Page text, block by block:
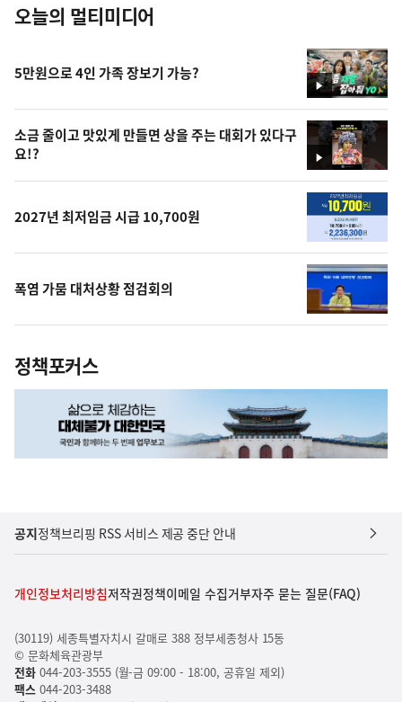
오늘의 멀티미디어
영
상
5만원으로 4인 가족 장보기 가능?
영
상
소금 줄이고 맛있게 만들면 상을 주는 대회가 있다구
요!?
2027년 최저임금 시급 10,700원
폭염 가뭄 대처상황 점검회의
정책포커스
공지정책브리핑 RSS 서비스 제공 중단 안내
개인정보처리방침저작권정책이메일 수집거부자주 묻는 질문(FAQ)
(30119) 세종특별자치시 갈매로 388 정부세종청사 15동
© 문화체육관광부
전화044-203-3555 (월-금 09:00 - 18:00, 공휴일 제외)
팩스044-203-3488